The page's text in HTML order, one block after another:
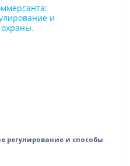
регулирование и способы